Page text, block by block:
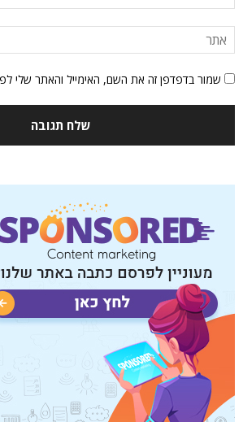
שמור בדפדפן זה את השם, האימייל והאתר שלי